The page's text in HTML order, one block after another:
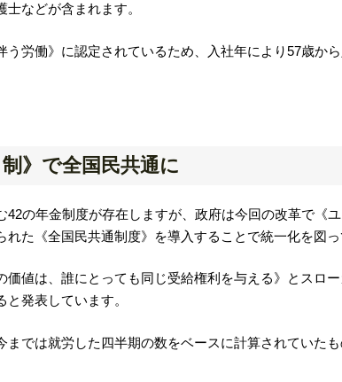
などが含まれます。
う労働》に認定されているため、入社年により57歳か
》で全国民共通に
の年金制度が存在しますが、政府は今回の改革で《ユ
れた《全国民共通制度》を導入することで統一化を図っ
価値は、誰にとっても同じ受給権利を与える》とスロ
発表しています。
までは就労した四半期の数をベースに計算されていた